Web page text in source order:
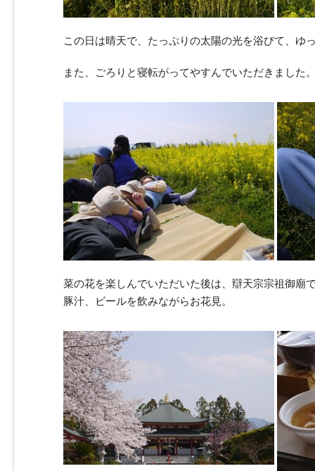
この日は晴天で、たっぷりの太陽の光を浴びて、ゆ
また、ごろりと寝転がってやすんでいただきました
菜の花を楽しんでいただいた後は、辯天宗宗祖御廟
豚汁、ビールを飲みながらお花見。